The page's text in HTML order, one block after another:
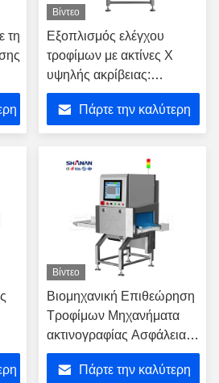
τη
Χ
Βίντεο
Εξοπλισμός ελέγχου
τροφίμων με ακτίνες Χ
υψηλής ακρίβειας:
Αυτοματοποιημένη
αναγνώριση και αφαίρεση
ξένων αντικειμένων στη
τροφίμων
Πάρτε την καλύτερη
Βίντεο
Βιομηχανική Επιθεώρηση
Τροφίμων Μηχανήματα
ακτινογραφίας Ασφάλεια
της παραγωγής
Πάρτε την καλύτερη